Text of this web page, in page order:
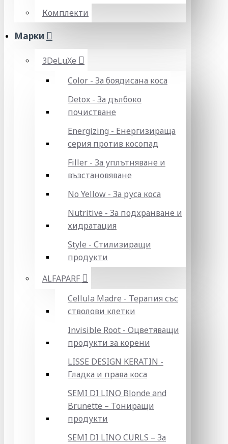
Комплекти
Марки
3DeLuXe
Color - За боядисана коса
Detox - За дълбоко
почистване
Energizing - Енергизираща
серия против косопад
Filler - За уплътняване и
възстановяване
No Yellow - За руса коса
Nutritive - За подхранване и
хидратация
Style - Стилизиращи
продукти
ALFAPARF
Cellula Madre - Терапия със
стволови клетки
Invisible Root - Оцветяващи
продукти за корени
LISSE DESIGN KERATIN -
Гладка и права коса
SEMI DI LINO Blonde and
Brunette – Тониращи
продукти
SEMI DI LINO CURLS – За